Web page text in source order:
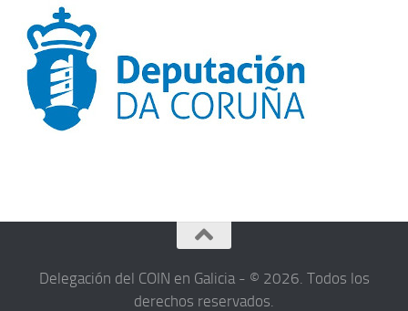
Delegación del COIN en Galicia - © 2026. Todos los
derechos reservados.